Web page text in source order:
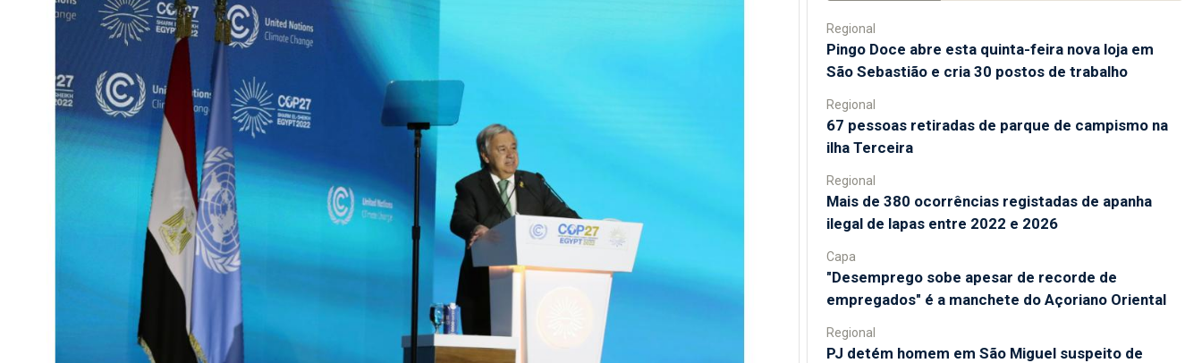
Regional
Pingo Doce abre esta quinta-feira nova loja em
São Sebastião e cria 30 postos de trabalho
Regional
67 pessoas retiradas de parque de campismo na
ilha Terceira
Regional
Mais de 380 ocorrências registadas de apanha
ilegal de lapas entre 2022 e 2026
Capa
"Desemprego sobe apesar de recorde de
empregados" é a manchete do Açoriano Oriental
Regional
PJ detém homem em São Miguel suspeito de